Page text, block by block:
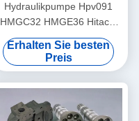
Hydraulikpumpe Hpv091
HMGC32 HMGE36 Hitachi
zerteilt/die Hydraulikpumpe-
Bewegungsteile
Erhalten Sie besten
Preis